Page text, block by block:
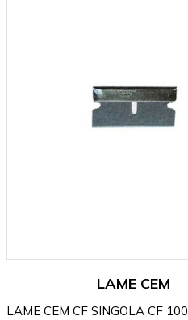
LAME CEM
LAME CEM CF SINGOLA CF 100